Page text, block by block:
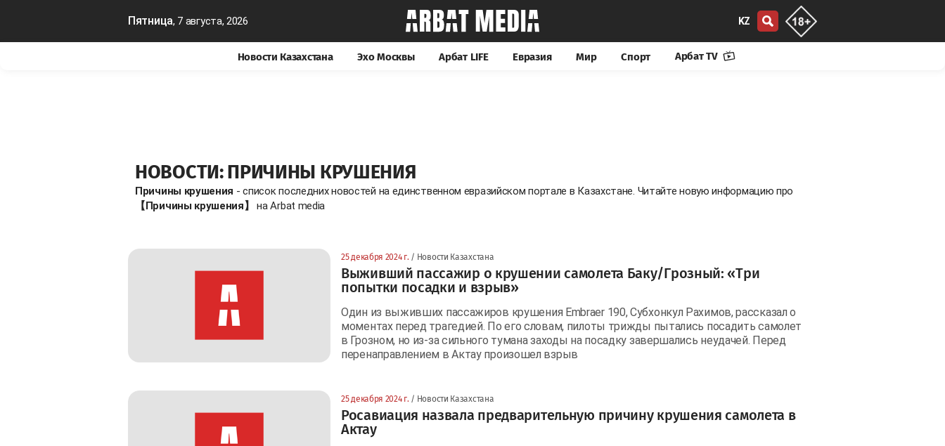
Пятница, 7 августа, 2026 KZ
Новости Казахстана Эхо Москвы Арбат LIFE Евразия Мир Спорт Арбат TV
НОВОСТИ: ПРИЧИНЫ КРУШЕНИЯ
Причины крушения - список последних новостей на единственном евразийском портале в Казахстане. Читайте новую информацию про
【Причины крушения】
на Arbat media
25 декабря 2024 г. / Новости Казахстана
Выживший пассажир о крушении самолета Баку/Грозный: «Три
попытки посадки и взрыв»
Один из выживших пассажиров крушения Embraer 190, Субхонкул Рахимов, рассказал о
моментах перед трагедией. По его словам, пилоты трижды пытались посадить самолет
в Грозном, но из-за сильного тумана заходы на посадку завершались неудачей. Перед
перенаправлением в Актау произошел взрыв
25 декабря 2024 г. / Новости Казахстана
Росавиация назвала предварительную причину крушения самолета в
Актау